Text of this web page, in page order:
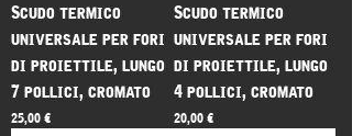
Scudo termico
universale per fori
di proiettile, lungo
7 pollici, cromato
Prezzo
25,00 €
Scudo termico
universale per fori
di proiettile, lungo
4 pollici, cromato
Prezzo
20,00 €